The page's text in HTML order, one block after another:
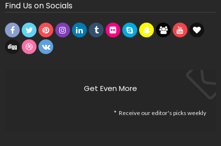
Find Us on Socials
Get Even More
Receive our editor's picks weekly